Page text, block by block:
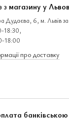
з магазину у
Дудаєва, 6, м. Львів
18:30,
18:00
про доставку